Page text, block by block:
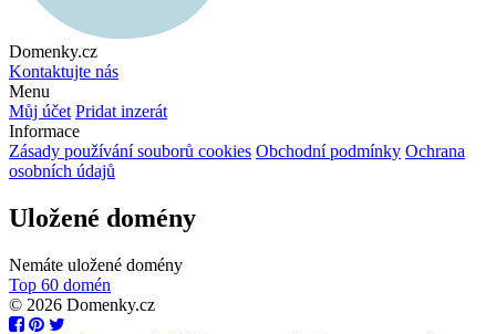
Domenky.cz
Kontaktujte nás
Menu
Můj účet Pridat inzerát
Informace
Zásady používání souborů cookies Obchodní podmínky Ochrana
osobních údajů
Uložené domény
Nemáte uložené domény
Top 60 domén
© 2026 Domenky.cz